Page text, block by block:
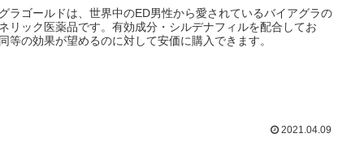
ラゴールドは、世界中のED男性から愛されているバイアグラの
リック医薬品です。有効成分・シルデナフィルを配合してお
等の効果が望めるのに対して安価に購入できます。
2021.04.09